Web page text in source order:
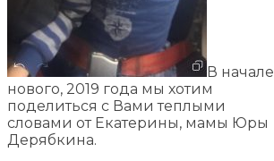
В начале
нового, 2019 года мы хотим
поделиться с Вами теплыми
словами от Екатерины, мамы Юры
Дерябкина.